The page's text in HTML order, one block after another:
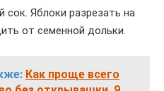
сок. Яблоки разрезать на
от семенной дольки.
Как проще всего